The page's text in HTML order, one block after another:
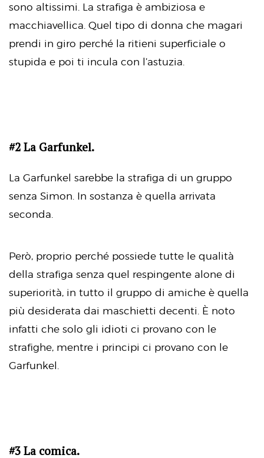
sono altissimi. La strafiga è ambiziosa e
macchiavellica. Quel tipo di donna che magari
prendi in giro perché la ritieni superficiale o
stupida e poi ti incula con l’astuzia.
#2 La Garfunkel.
La Garfunkel sarebbe la strafiga di un gruppo
senza Simon. In sostanza è quella arrivata
seconda.
Però, proprio perché possiede tutte le qualità
della strafiga senza quel respingente alone di
superiorità, in tutto il gruppo di amiche è quella
più desiderata dai maschietti decenti. È noto
infatti che solo gli idioti ci provano con le
strafighe, mentre i principi ci provano con le
Garfunkel.
#3 La comica.